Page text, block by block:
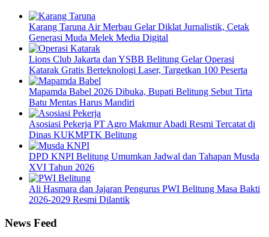
Karang Taruna Air Merbau Gelar Diklat Jurnalistik, Cetak
Generasi Muda Melek Media Digital
Lions Club Jakarta dan YSBB Belitung Gelar Operasi
Katarak Gratis Berteknologi Laser, Targetkan 100 Peserta
Mapamda Babel 2026 Dibuka, Bupati Belitung Sebut Tirta
Batu Mentas Harus Mandiri
Asosiasi Pekerja PT Agro Makmur Abadi Resmi Tercatat di
Dinas KUKMPTK Belitung
DPD KNPI Belitung Umumkan Jadwal dan Tahapan Musda
XVI Tahun 2026
Ali Hasmara dan Jajaran Pengurus PWI Belitung Masa Bakti
2026-2029 Resmi Dilantik
News Feed